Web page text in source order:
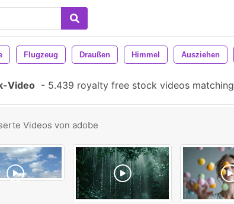
Flugzeug Draußen Himmel Ausziehen
Video - 5.439 royalty free stock videos matching
Videos von adobe